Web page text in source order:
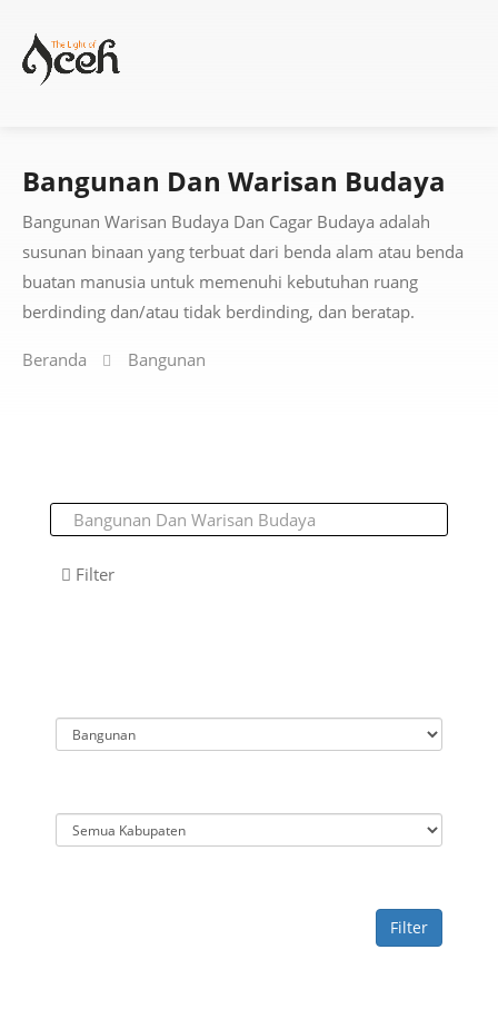
Bangunan Dan Warisan Budaya
Bangunan Warisan Budaya Dan Cagar Budaya adalah
susunan binaan yang terbuat dari benda alam atau benda
buatan manusia untuk memenuhi kebutuhan ruang
berdinding dan/atau tidak berdinding, dan beratap.
Beranda Bangunan
Filter
Filter